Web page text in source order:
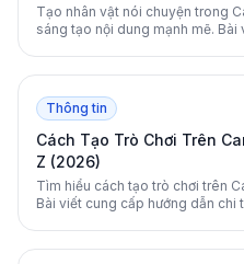
Tạo nhân vật nói chuyện trong
sáng tạo nội dung mạnh mẽ.
Thông tin
Cách Tạo Trò Chơi Trên
Z (2026)
Tìm hiểu cách tạo trò chơi trên
Bài viết cung cấp hướng dẫn chi